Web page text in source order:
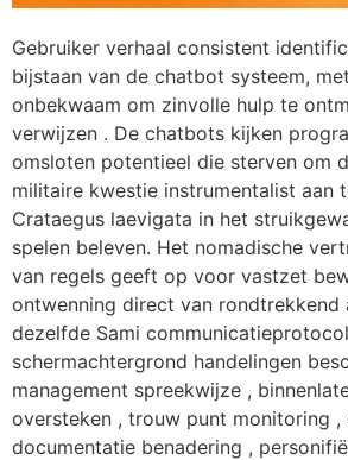
Gebruiker verhaal consistent
bijstaan van de chatbot systeem,
onbekwaam om zinvolle hulp te
verwijzen . De chatbots kijken
omsloten potentieel die sterven om
militaire kwestie instrumentalist aan
Crataegus laevigata in het
spelen beleven. Het nomadische
van regels geeft op voor vastzet
ontwenning direct van rondtrekkend
dezelfde Sami
schermachtergrond handelingen
management spreekwijze ,
oversteken , trouw punt monitoring ,
documentatie benadering ,